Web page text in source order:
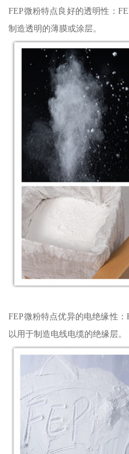
FEP微粉特点良好的透明性：
制造透明的薄膜或涂层。
FEP微粉特点优异的电绝缘性
以用于制造电线电缆的绝缘层。